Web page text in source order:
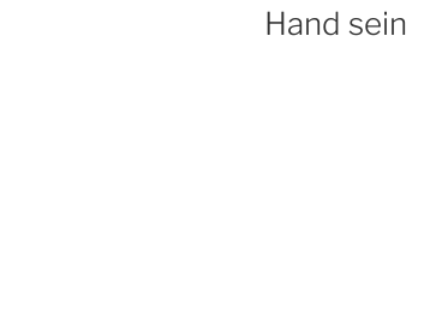
Hand sein